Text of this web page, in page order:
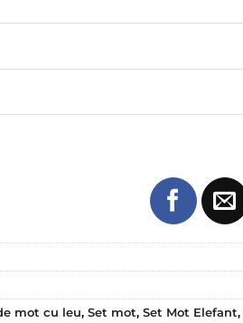
mot cu leu, Set mot, Set Mot Elefant,